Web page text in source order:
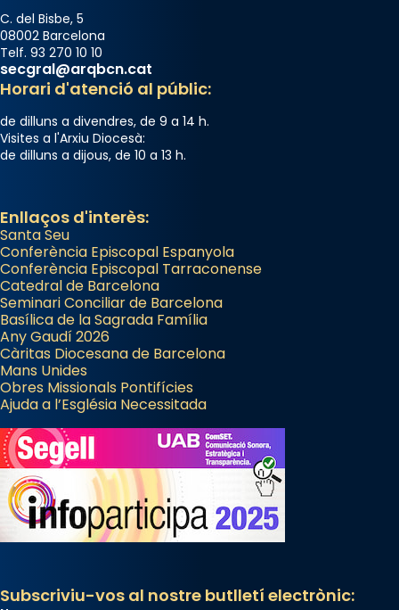
C. del Bisbe, 5
08002 Barcelona
Telf. 93 270 10 10
secgral@arqbcn.cat
Horari d'atenció al públic:
de dilluns a divendres, de 9 a 14 h.
Visites a l'Arxiu Diocesà:
de dilluns a dijous, de 10 a 13 h.
Enllaços d'interès:
Santa Seu
Conferència Episcopal Espanyola
Conferència Episcopal Tarraconense
Catedral de Barcelona
Seminari Conciliar de Barcelona
Basílica de la Sagrada Família
Any Gaudí 2026
Càritas Diocesana de Barcelona
Mans Unides
Obres Missionals Pontifícies
Ajuda a l’Església Necessitada
Subscriviu-vos al nostre butlletí electrònic: